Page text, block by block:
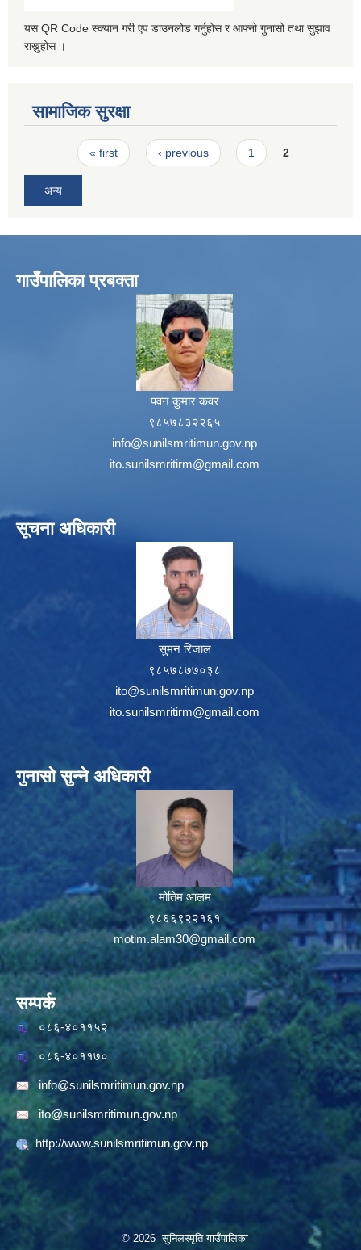
यस QR Code स्क्यान गरी एप डाउनलोड गर्नुहोस र आफ्नो गुनासो तथा सुझाव
राख्नुहोस ।
सामाजिक सुरक्षा
Pages« first ‹ previous 1 2
अन्य
गाउँपालिका प्रबक्ता
पवन कुमार कवर
९८५७८३२२६५
info@sunilsmritimun.gov.np
ito.sunilsmritirm@gmail.com
सूचना अधिकारी
सुमन रिजाल
९८५७८७७०३८
ito@sunilsmritimun.gov.np
ito.sunilsmritirm@gmail.com
गुनासो सुन्ने अधिकारी
मोतिम आलम
९८६६९२२१६१
motim.alam30@gmail.com
सम्पर्क
०८६-४०११५२
०८६-४०११७०
info@sunilsmritimun.gov.np
ito@sunilsmritimun.gov.np
http://www.sunilsmritimun.gov.np
© 2026 सुनिलस्मृति गाउँपालिका